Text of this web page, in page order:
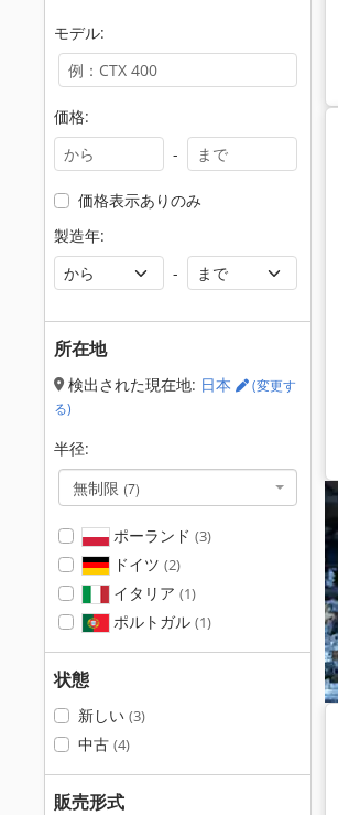
モデル:
価格:
-
価格表示ありのみ
製造年:
-
所在地
検出された現在地: 日本
(変更す
る)
半径:
無制限 (7)
ポーランド (3)
ドイツ (2)
イタリア (1)
ポルトガル (1)
状態
新しい (3)
中古 (4)
販売形式